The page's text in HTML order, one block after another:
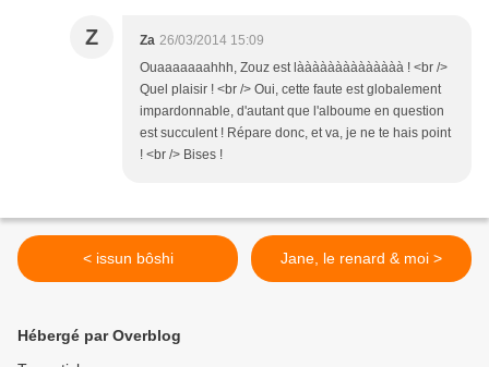
Z Za 26/03/2014 15:09
Ouaaaaaaahhh, Zouz est làààààààààààààà ! <br />
Quel plaisir ! <br /> Oui, cette faute est globalement
impardonnable, d'autant que l'alboume en question
est succulent ! Répare donc, et va, je ne te hais point
! <br /> Bises !
< issun bôshi Jane, le renard & moi >
Hébergé par Overblog